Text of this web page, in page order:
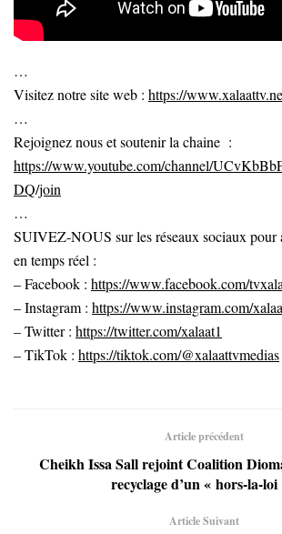
…
Visitez notre site web : https://
…
Rejoignez nous et soutenir la chaine :
https://www.youtube.com/channel/
DQ/join
…
SUIVEZ-NOUS sur les réseaux sociaux pour
en temps réel :
– Facebook : https://www.facebook.com/
– Instagram : https://www.instagram.com/
– Twitter : https://twitter.com/xalaat1
– TikTok : https://tiktok.com/@xalaattvmedias
Article précédent
Cheikh Issa Sall rejoint Coalition
recyclage d’un « hors-la-loi
Article Suivant